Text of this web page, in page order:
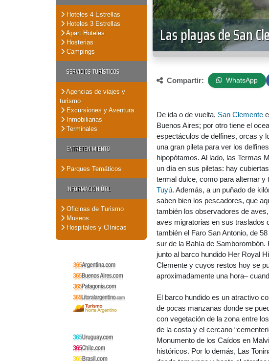
Hoteles 4 Estrellas
Hoteles 3 Estrellas
Apart Hoteles
Hosterias
Campings
SERVICIOS TURÍSTICOS
Agencias de viajes y
turismo
Excursiones y Aventura
Inmobiliarias
Terminales
ENTRETENIMIENTO
Parques Temáticos
INFORMACIÓN ÚTIL
Oficinas de Turismo
Museos
Hospitales y Clínicas
Las playas de San
Compartir: WhatsApp
De ida o de vuelta, San Clemente
Buenos Aires; por otro tiene el
espectáculos de delfines, orcas y
una gran pileta para ver los
hipopótamos. Al lado, las Termas
un día en sus piletas: hay
termal dulce, como para alternar
Tuyú. Además, a un puñado de
saben bien los pescadores, que
también los observadores de
aves migratorias en sus traslados
también el Faro San Antonio, de
sur de la Bahía de
junto al barco hundido Her Royal
Clemente y cuyos restos hoy se
aproximadamente una hora–
El barco hundido es un atractivo
de pocas manzanas donde se
con vegetación de la zona entre
de la costa y el cercano
Monumento de los Caídos en
históricos. Por lo demás, Las